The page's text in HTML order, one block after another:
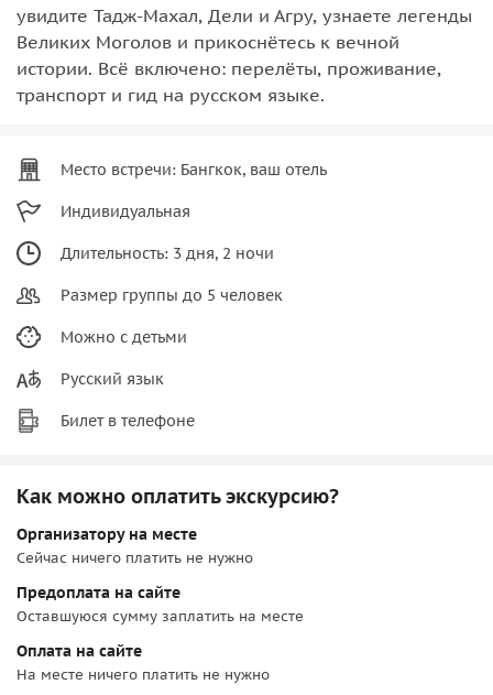
увидите Тадж-Махал, Дели и Агру, узнаете легенды
Великих Моголов и прикоснётесь к вечной
истории. Всё включено: перелёты, проживание,
транспорт и гид на русском языке.
Место встречи: Бангкок, ваш отель
Индивидуальная
Длительность: 3 дня, 2 ночи
Размер группы до 5 человек
Можно с детьми
Русский язык
Билет в телефоне
Как можно оплатить экскурсию?
Организатору на месте
Сейчас ничего платить не нужно
Предоплата на сайте
Оставшуюся сумму заплатить на месте
Оплата на сайте
На месте ничего платить не нужно